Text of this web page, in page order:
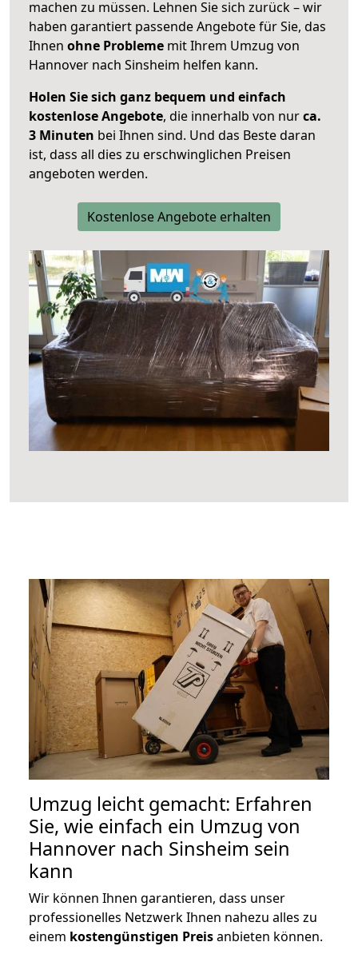
machen zu müssen. Lehnen Sie sich zurück – wir
haben garantiert passende Angebote für Sie, das
Ihnen ohne Probleme mit Ihrem Umzug von
Hannover nach Sinsheim helfen kann.
Holen Sie sich ganz bequem und einfach
kostenlose Angebote, die innerhalb von nurca.
3 Minuten bei Ihnen sind. Und das Beste daran
ist, dass all dies zu erschwinglichen Preisen
angeboten werden.
Kostenlose Angebote erhalten
Umzug leicht gemacht: Erfahren
Sie, wie einfach ein Umzug von
Hannover nach Sinsheim sein
kann
Wir können Ihnen garantieren, dass unser
professionelles Netzwerk Ihnen nahezu alles zu
einem kostengünstigen Preisanbieten können.